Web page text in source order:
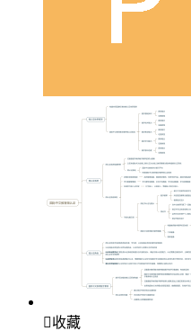
收藏